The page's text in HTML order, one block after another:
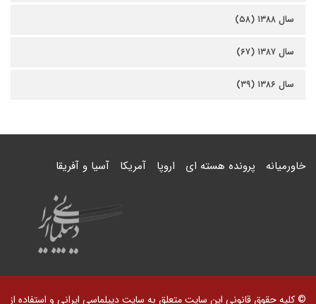
سال ۱۳۸۸ (۵۸)
سال ۱۳۸۷ (۶۷)
سال ۱۳۸۶ (۳۹)
خاورمیانه پرونده هسته ای اروپا آمریکا آسیا و آفریقا
© کلیه حقوق قانونی این سایت متعلق به سایت دیپلماسی ایرانی و استفاده از